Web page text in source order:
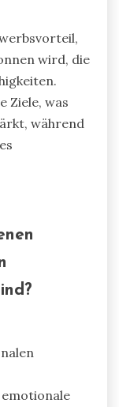
wird, die
Ziele, was
während